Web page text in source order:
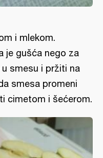
i mlekom.
je gušća nego za
u smesu i pržiti na
smesa promeni
cimetom i šećerom.